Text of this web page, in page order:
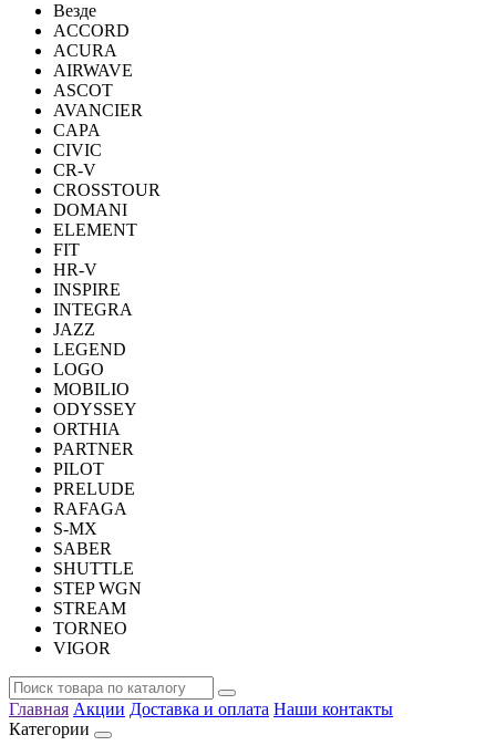
Везде
ACCORD
ACURA
AIRWAVE
ASCOT
AVANCIER
CAPA
CIVIC
CR-V
CROSSTOUR
DOMANI
ELEMENT
FIT
HR-V
INSPIRE
INTEGRA
JAZZ
LEGEND
LOGO
MOBILIO
ODYSSEY
ORTHIA
PARTNER
PILOT
PRELUDE
RAFAGA
S-MX
SABER
SHUTTLE
STEP WGN
STREAM
TORNEO
VIGOR
Главная Акции Доставка и оплата Наши контакты
Категории